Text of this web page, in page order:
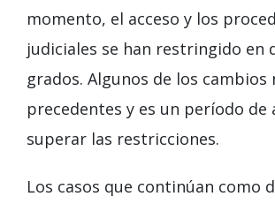
momento, el acceso y los
judiciales se han restringido en
grados. Algunos de los cambios
precedentes y es un período de
superar las restricciones.
Los casos que continúan como